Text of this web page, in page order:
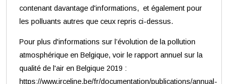
contenant davantage d'informations, et également pour
les polluants autres que ceux repris ci-dessus.
Pour plus d'informations sur l’évolution de la pollution
atmosphérique en Belgique, voir le rapport annuel sur la
qualité de l'air en Belgique 2019 :
https://www.irceline.be/fr/documentation/publications/annual-